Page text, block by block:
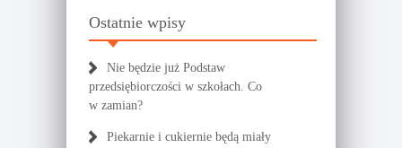
Ostatnie wpisy
Nie będzie już Podstaw
przedsiębiorczości w szkołach. Co
w zamian?
Piekarnie i cukiernie będą miały